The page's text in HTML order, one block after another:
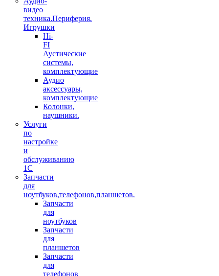
видео
техника.Периферия.
Игрушки
Hi-
FI
Аустические
системы,
комплектующие
Аудио
аксессуары,
комплектующие
Колонки,
наушники.
Услуги
по
настройке
и
обслуживанию
1С
Запчасти
для
ноутбуков,телефонов,планшетов.
Запчасти
для
ноутбуков
Запчасти
для
планшетов
Запчасти
для
телефонов